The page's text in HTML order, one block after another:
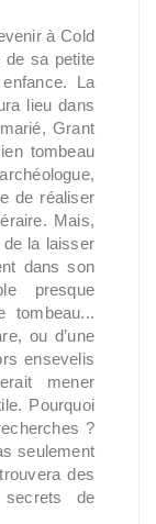
à Cold
de sa petite
La
lieu dans
Grant
tombeau
de réaliser
Mais,
de la laisser
dans son
presque
tombeau...
ou d’une
ensevelis
mener
Pourquoi
?
seulement
des
de